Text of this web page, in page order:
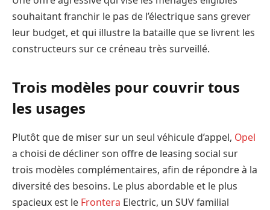
souhaitant franchir le pas de l’électrique sans grever
leur budget, et qui illustre la bataille que se livrent les
constructeurs sur ce créneau très surveillé.
Trois modèles pour couvrir tous
les usages
Plutôt que de miser sur un seul véhicule d’appel, Opel
a choisi de décliner son offre de leasing social sur
trois modèles complémentaires, afin de répondre à la
diversité des besoins. Le plus abordable et le plus
spacieux est le Frontera Electric, un SUV familial